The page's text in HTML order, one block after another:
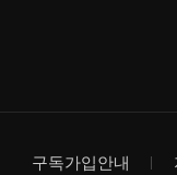
구독가입안내